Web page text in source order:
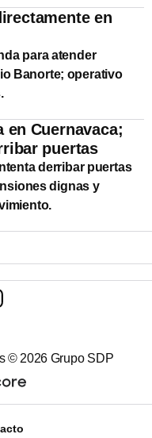
en
para atender
Banorte; operativo
en Cuernavaca;
puertas
derribar puertas
dignas y
©2026 Grupo SDP